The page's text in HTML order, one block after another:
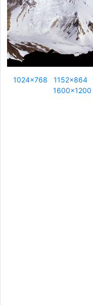
1024x768 1152x864
1600x1200